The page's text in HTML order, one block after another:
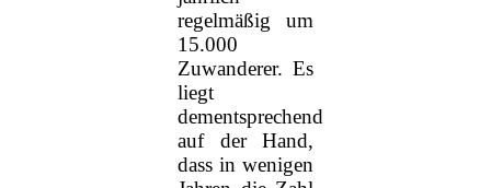
regelmäßig um
15.000
Zuwanderer. Es
liegt
dementsprechend
auf der Hand,
dass in wenigen